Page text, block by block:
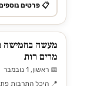
📋 פרטים
מעשה בחמישה
מרים רות
📅 ראשון, 1 נובמבר ⏰ 17:30
📍 היכל התרבות